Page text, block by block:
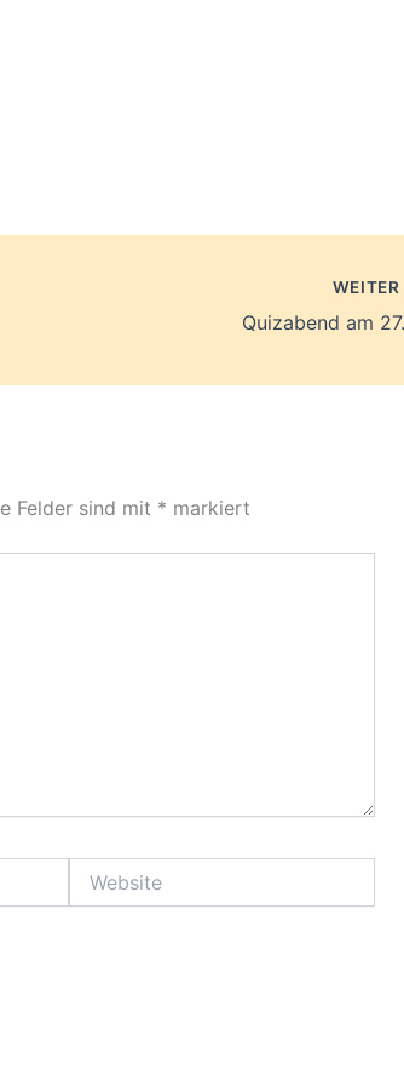
WEITER
Quizabend am
Felder sind mit * markiert